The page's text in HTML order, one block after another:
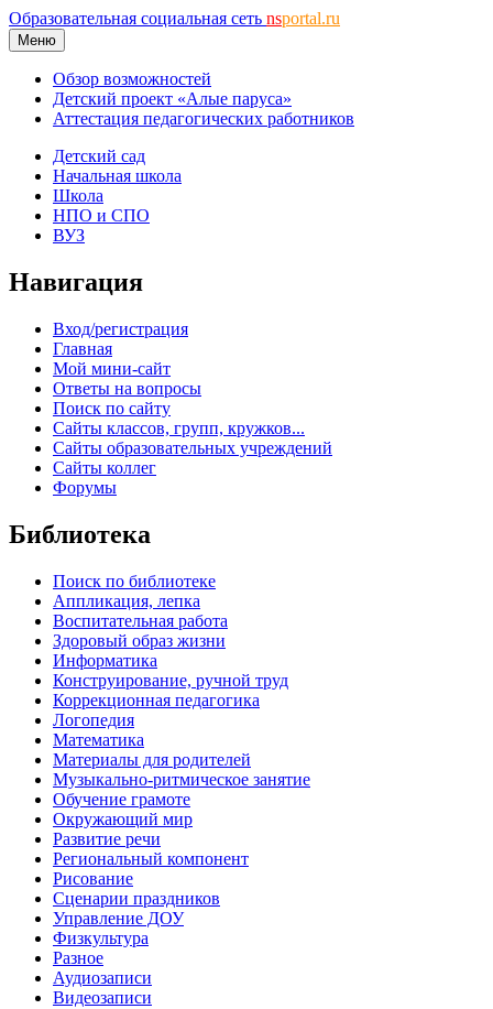
Образовательная социальная сеть nsportal.ru
Меню
Обзор возможностей
Детский проект «Алые паруса»
Аттестация педагогических работников
Детский сад
Начальная школа
Школа
НПО и СПО
ВУЗ
Навигация
Вход/регистрация
Главная
Мой мини-сайт
Ответы на вопросы
Поиск по сайту
Сайты классов, групп, кружков...
Сайты образовательных учреждений
Сайты коллег
Форумы
Библиотека
Поиск по библиотеке
Аппликация, лепка
Воспитательная работа
Здоровый образ жизни
Информатика
Конструирование, ручной труд
Коррекционная педагогика
Логопедия
Математика
Материалы для родителей
Музыкально-ритмическое занятие
Обучение грамоте
Окружающий мир
Развитие речи
Региональный компонент
Рисование
Сценарии праздников
Управление ДОУ
Физкультура
Разное
Аудиозаписи
Видеозаписи